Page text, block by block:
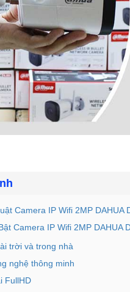
Camera IP Wifi 2MP DAHUA
Camera IP Wifi 2MP DAHUA
trời và trong nhà
nghệ thông minh
FullHD